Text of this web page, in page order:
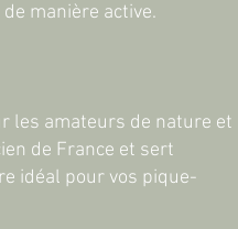
manière active.
les amateurs de nature et
de France et sert
idéal pour vos pique-